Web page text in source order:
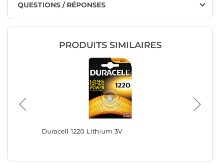
QUESTIONS / RÉPONSES
PRODUITS SIMILAIRES
Duracell 1220 Lithium 3V